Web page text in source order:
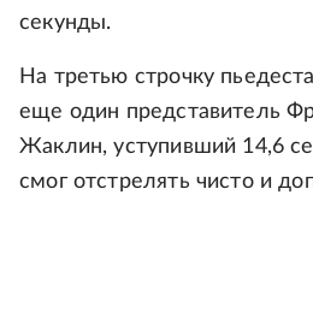
секунды.
На третью строчку
еще один представитель
Жаклин, уступивший 14,6
смог отстрелять чисто и